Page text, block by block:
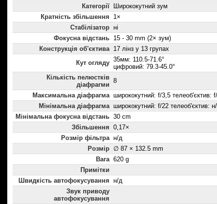
Категорії
Ширококутний зум
Кратність збільшення
1×
Стабілізатор ні
Фокусна відстань 15 - 30 mm (2× зум)
Конструкція об'єктива 17 лінз у 13 групах
Кут огляду 35мм: 110.5-71.6°
цифровий: 79.3-45.0°
Кількість пелюстків
діафрагми
8
Максимальна діафрагма ширококутний: f/3,5 телеоб'єктив:
Мінімальна діафрагма ширококутний: f/22 телеоб'єктив:
Мінімальна фокусна відстань 30 cm
Збільшення 0,17×
Розмір фільтра н/д
Розмір ∅ 87 × 132.5 mm
Вага 620 g
Примітки
Швидкість автофокусування н/д
Звук приводу
автофокусування